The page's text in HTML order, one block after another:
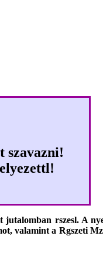
szavazni!
rszesl. A
valamint a Rgszeti